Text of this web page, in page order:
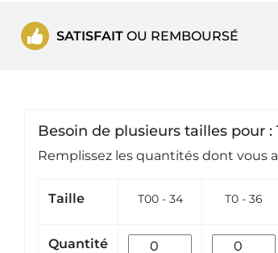
SATISFAITOU REMBOURSÉ
Besoin de plusieurs tailles pour
Remplissez les quantités dont vous
Taille T00 - 34 T0 - 36
Quantité